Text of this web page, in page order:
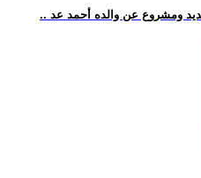
ومشروع عن والده أحمد عد